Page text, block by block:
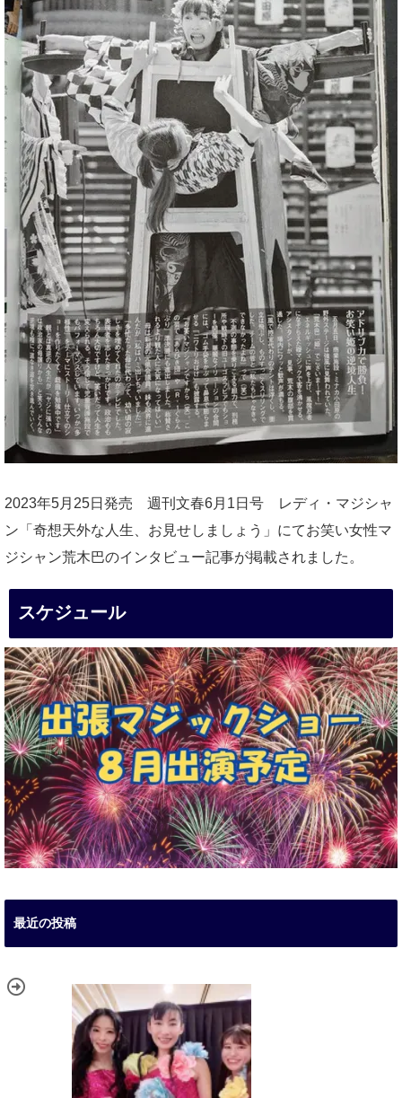
2023年5月25日発売 週刊文春6月1日号 レディ・マジシャ
ン「奇想天外な人生、お見せしましょう」にてお笑い女性マ
ジシャン荒木巴のインタビュー記事が掲載されました。
スケジュール
最近の投稿